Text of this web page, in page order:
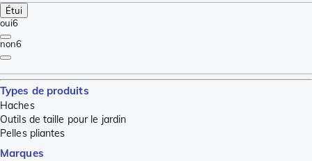
Étui
oui6
non6
Types de produits
Haches
Outils de taille pour le jardin
Pelles pliantes
Marques